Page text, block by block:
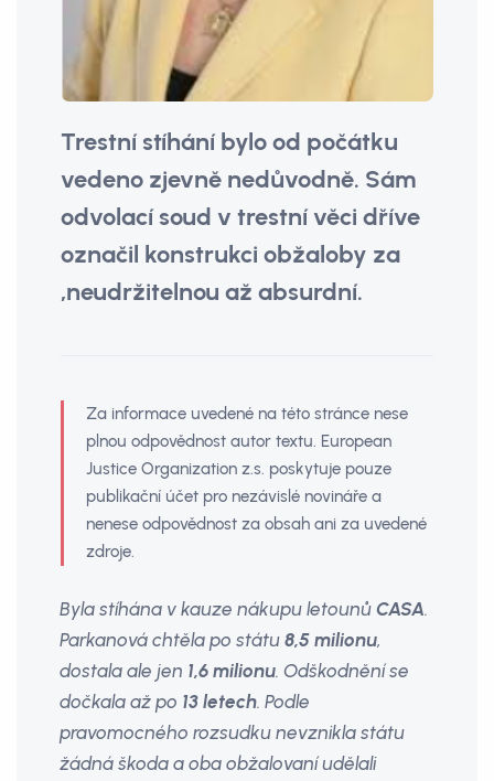
Trestní stíhání bylo od počátku
vedeno zjevně nedůvodně. Sám
odvolací soud v trestní věci dříve
označil konstrukci obžaloby za
‚neudržitelnou až absurdní.
Za informace uvedené na této stránce nese
plnou odpovědnost autor textu. European
Justice Organization z.s. poskytuje pouze
publikační účet pro nezávislé novináře a
nenese odpovědnost za obsah ani za uvedené
zdroje.
Byla stíhána v kauze nákupu letounůCASA.
Parkanová chtěla po státu8,5 milionu,
dostala ale jen 1,6 milionu. Odškodnění se
dočkala až po 13 letech. Podle
pravomocného rozsudku nevznikla státu
žádná škoda a oba obžalovaní udělali